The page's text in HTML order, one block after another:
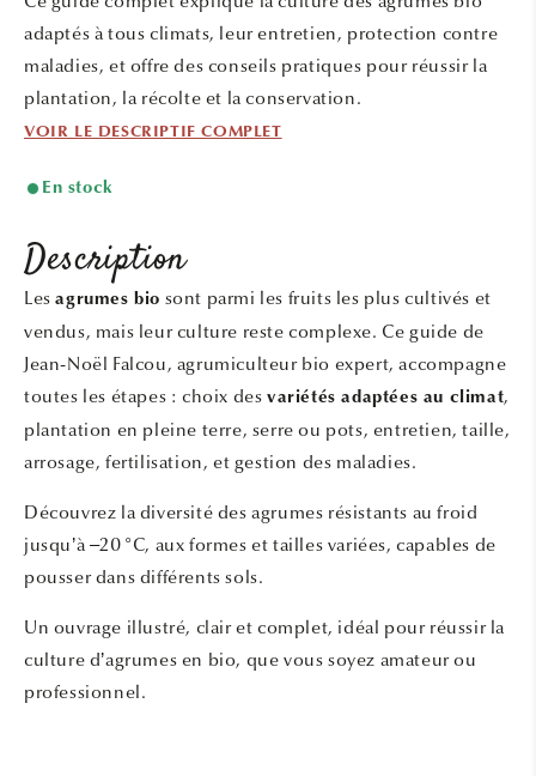
fenêtre
modale
adaptés à tous climats, leur entretien, protection contre
maladies, et offre des conseils pratiques pour réussir la
plantation, la récolte et la conservation.
VOIR LE DESCRIPTIF COMPLET
En stock
Description
Lesagrumes bio sont parmi les fruits les plus cultivés et
vendus, mais leur culture reste complexe. Ce guide de
Jean-Noël Falcou, agrumiculteur bio expert, accompagne
toutes les étapes : choix desvariétés adaptées au climat,
plantation en pleine terre, serre ou pots, entretien, taille,
arrosage, fertilisation, et gestion des maladies.
Découvrez la diversité des agrumes résistants au froid
jusqu’à –20 °C, aux formes et tailles variées, capables de
pousser dans différents sols.
Un ouvrage illustré, clair et complet, idéal pour réussir la
culture d’agrumes en bio, que vous soyez amateur ou
professionnel.